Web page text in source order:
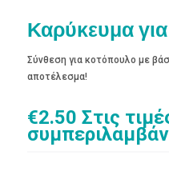
Καρύκευμα
Σύνθεση για κοτόπουλο με
αποτέλεσμα!
€2.50 Στις